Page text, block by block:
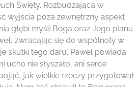
Święty. Rozbudzająca w
wyjścia poza zewnętrzny aspekt
głębi myśli Boga oraz Jego planu
zwracając się do wspólnoty w
skutki tego daru. Paweł powiada:
ucho nie słyszało, ani serce
jak wielkie rzeczy przygotował